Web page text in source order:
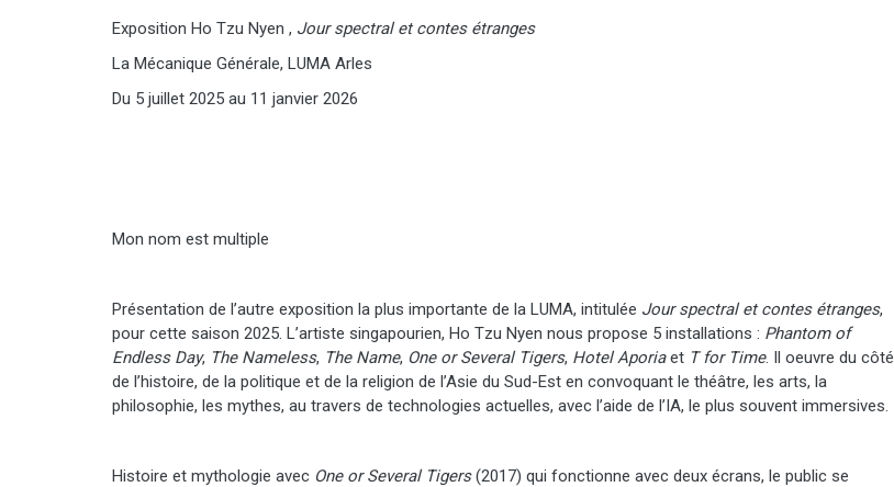
Exposition Ho Tzu Nyen , Jour spectral et contes étranges
La Mécanique Générale, LUMA Arles
Du 5 juillet 2025 au 11 janvier 2026
Mon nom est multiple
Présentation de l’autre exposition la plus importante de la LUMA, intitulée Jour spectral et contes étranges,
pour cette saison 2025. L’artiste singapourien, Ho Tzu Nyen nous propose 5 installations : Phantom of
Endless Day, The Nameless, The Name, One or Several Tigers, Hotel Aporiaet T for Time. Il oeuvre du côté
de l’histoire, de la politique et de la religion de l’Asie du Sud-Est en convoquant le théâtre, les arts, la
philosophie, les mythes, au travers de technologies actuelles, avec l’aide de l’IA, le plus souvent immersives.
Histoire et mythologie avec One or Several Tigers(2017) qui fonctionne avec deux écrans, le public se